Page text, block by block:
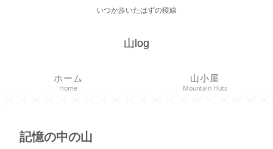
いつか歩いたはずの稜線
山log
ホーム
Home
山小屋
Mountain Huts
記憶の中の山